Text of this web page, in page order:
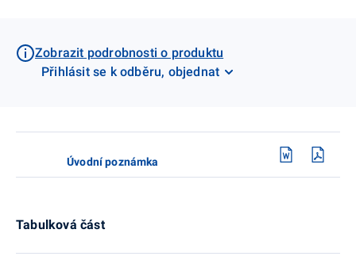
Zobrazit podrobnosti o produktu
Přihlásit se k odběru, objednat
Úvodní poznámka
Tabulková část